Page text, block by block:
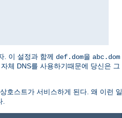
. 이 설정과 함께 def.dom을 abc.dom
체 DNS를 사용하기때문에 당신은 그
호스트가 서비스하게 된다. 왜 이런 일